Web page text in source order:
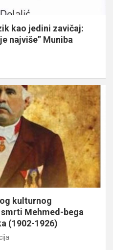
kao jedini zavičaj:
najviše” Muniba
kulturnog
Mehmed-bega
(1902-1926)